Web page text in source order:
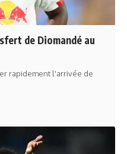
de Diomandé au
rapidement l'arrivée de